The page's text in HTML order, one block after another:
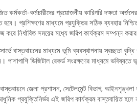
কর্মকর্তা-কর্মচারীদের প্রয়োজনীয় কারিগরি দক্ষতা
হবে। প্রশিক্ষণের মাধ্যমে প্রযুক্তির সঠিক ব্যবহার
করে নির্ধারিত সময়ের মধ্যে জরিপ কার্যক্রম সম্পন্ন করার
বাস্তবায়নের মাধ্যমে ভূমি ব্যবস্থাপনায় স্বচ্ছতা
ডিজিটাল রেকর্ড সংরক্ষণের মাধ্যমে ভবিষ্যতে
জেলা প্রশাসন, সেটেলমেন্ট বিভাগ,
প্রযুক্তিনির্ভর এই জরিপ কার্যক্রম বাস্তবায়িত হলে